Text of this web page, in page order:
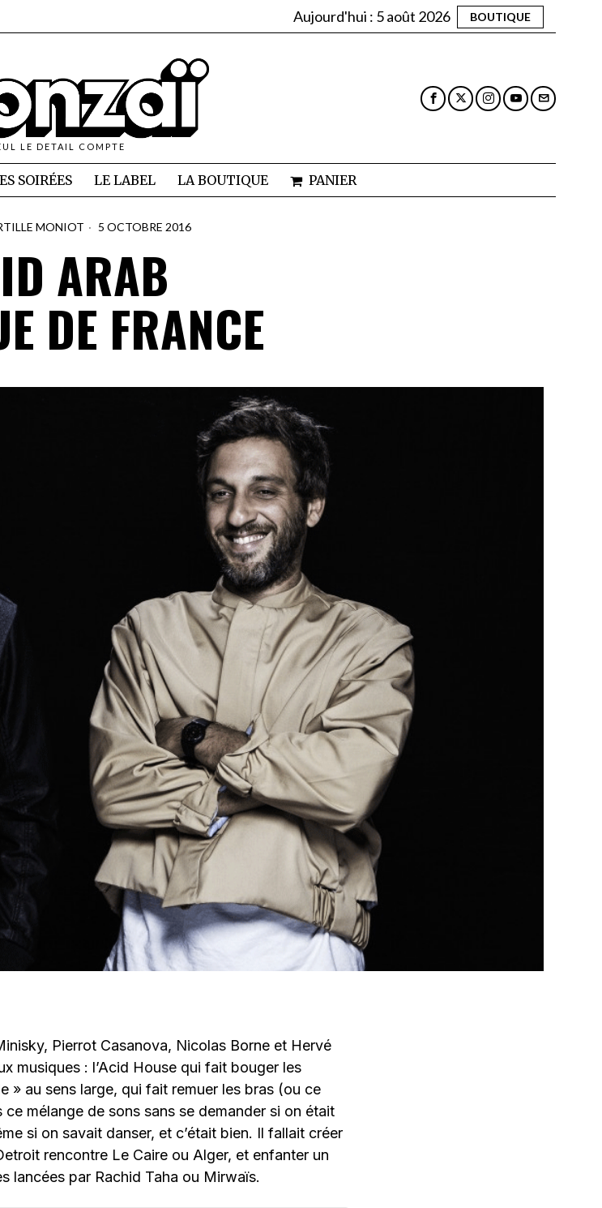
Aujourd'hui : 5 août 2026 BOUTIQUE
LE DETAIL COMPTE
SOIRÉES LE LABEL LA BOUTIQUE PANIER
MONIOT 5 OCTOBRE 2016
ARAB
DE FRANCE
Pierrot Casanova, Nicolas Borne et Hervé
musiques : l’Acid House qui fait bouger les
» au sens large, qui fait remuer les bras (ou ce
ce mélange de sons sans se demander si on était
si on savait danser, et c’était bien. Il fallait créer
rencontre Le Caire ou Alger, et enfanter un
lancées par Rachid Taha ou Mirwaïs.